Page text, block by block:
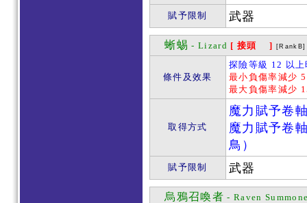
賦予限制 武器
蜥蜴 - Lizard [ 接頭 ] [RankB]
條件及效果
探險等級 12 以
最小負傷率減少 5
最大負傷率減少
取得方式
魔力賦予卷
魔力賦予卷
鳥）
賦予限制 武器
烏鴉召喚者 - Raven